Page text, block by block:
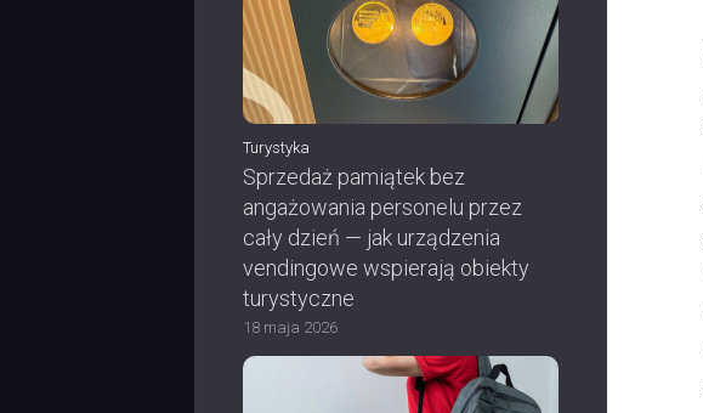
Turystyka
Sprzedaż pamiątek bez
angażowania personelu przez
cały dzień — jak urządzenia
vendingowe wspierają obiekty
turystyczne
18 maja 2026